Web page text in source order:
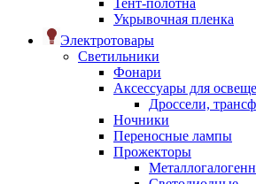
Тент-полотна
Укрывочная пленка
Электротовары
Светильники
Фонари
Аксессуары для
Дроссели,
Ночники
Переносные лампы
Прожекторы